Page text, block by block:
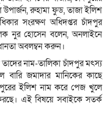
উপার্জন, রুহামা ফুড, তাজা ইলিশ
সংরক্ষণ অধিদপ্তর চাঁদপুর
নুর হোসেন বলেন, অনলাইনে
অবলম্বন করুন।
নাম-তালিকা চাঁদপুর মৎস্য
জমাদার মানিকের কাছে
ইলিশ নাম করে পেজ খুলে
এই বিষয়ে সবাইকে সতর্ক